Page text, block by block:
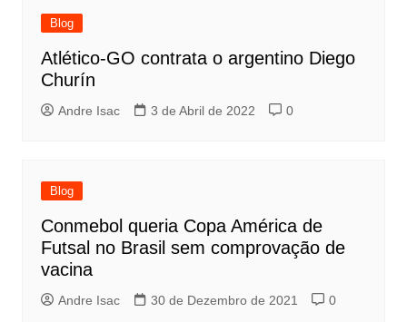
Blog
Atlético-GO contrata o argentino Diego
Churín
Andre Isac 3 de Abril de 2022 0
Blog
Conmebol queria Copa América de
Futsal no Brasil sem comprovação de
vacina
Andre Isac 30 de Dezembro de 2021 0